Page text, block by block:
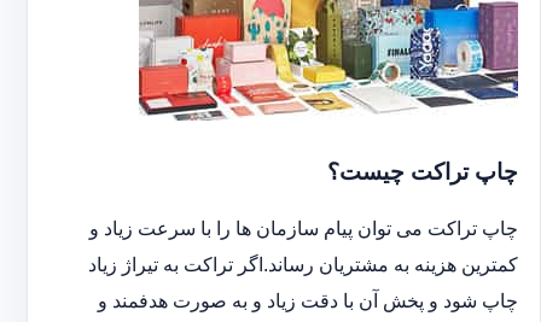
چاپ تراکت چیست؟
چاپ تراکت می توان پیام سازمان ها را با سرعت زیاد و
کمترین هزینه به مشتریان رساند.اگر تراکت به تیراژ زیاد
چاپ شود و پخش آن با دقت زیاد و به صورت هدفمند و